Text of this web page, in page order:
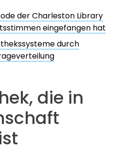
der Charleston Library
eingefangen hat
durch
die in